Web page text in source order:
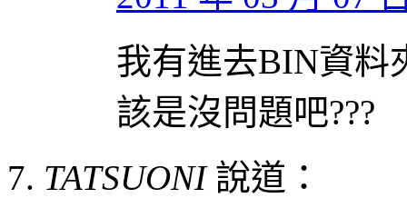
我有進去BIN資料
該是沒問題吧???
TATSUONI 說道：